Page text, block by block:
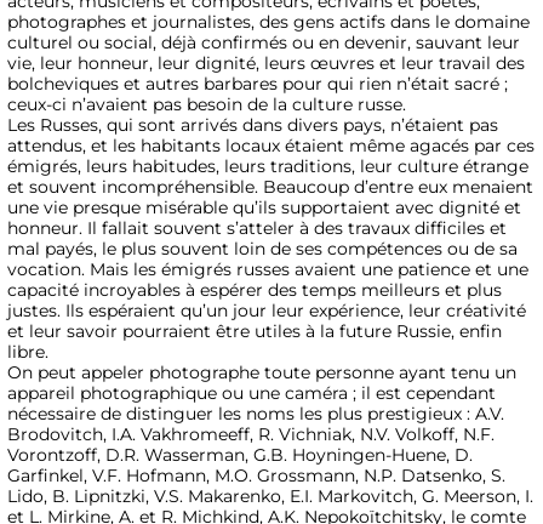
photographes et journalistes, des gens actifs dans le domaine
culturel ou social, déjà confirmés ou en devenir, sauvant leur
vie, leur honneur, leur dignité, leurs œuvres et leur travail des
bolcheviques et autres barbares pour qui rien n’était sacré ;
ceux-ci n’avaient pas besoin de la culture russe.
Les Russes, qui sont arrivés dans divers pays, n’étaient pas
attendus, et les habitants locaux étaient même agacés par ces
émigrés, leurs habitudes, leurs traditions, leur culture étrange
et souvent incompréhensible. Beaucoup d’entre eux menaient
une vie presque misérable qu’ils supportaient avec dignité et
honneur. Il fallait souvent s’atteler à des travaux difficiles et
mal payés, le plus souvent loin de ses compétences ou de sa
vocation. Mais les émigrés russes avaient une patience et une
capacité incroyables à espérer des temps meilleurs et plus
justes. Ils espéraient qu’un jour leur expérience, leur créativité
et leur savoir pourraient être utiles à la future Russie, enfin
libre.
On peut appeler photographe toute personne ayant tenu un
appareil photographique ou une caméra ; il est cependant
nécessaire de distinguer les noms les plus prestigieux : A.V.
Brodovitch, I.A. Vakhromeeff, R. Vichniak, N.V. Volkoff, N.F.
Vorontzoff, D.R. Wasserman, G.B. Hoyningen-Huene, D.
Garfinkel, V.F. Hofmann, M.O. Grossmann, N.P. Datsenko, S.
Lido, B. Lipnitzki, V.S. Makarenko, E.I. Markovitch, G. Meerson, I.
et L. Mirkine, A. et R. Michkind, A.K. Nepokoïtchitsky, le comte